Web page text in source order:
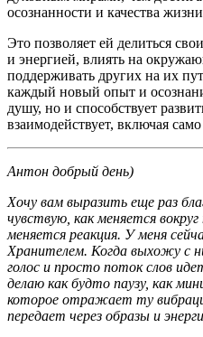
осознанности и качества
Это позволяет ей делиться
и энергией, влиять на
поддерживать других на их
каждый новый опыт и
душу, но и способствует
взаимодействует, включая
Антон добрый день)
Хочу вам выразить еще раз
чувствую, как меняется
меняется реакция. У меня
Хранителем. Когда выхожу с
голос и просто поток слов
делаю как будто паузу, как
которое отражает ту
передает через образы и